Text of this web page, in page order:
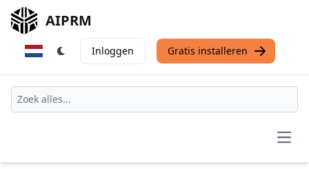
AIPRM
Inloggen Gratis installeren